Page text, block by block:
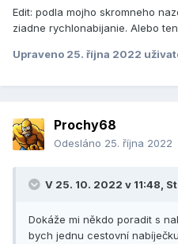
Edit: podla mojho skromneho
ziadne rychlonabijanie. Alebo
Upraveno 25. října 2022
Prochy68
Odesláno 25. října 2022
V 25. 10. 2022 v 11:48,
Dokáže mi někdo poradit s
bych jednu cestovní